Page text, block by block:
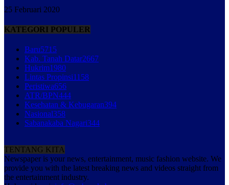
25 Februari 2020
KATEGORI POPULER
Baru5715
Kab. Tanah Datar2667
Hukrim1980
Lintas Propinsi1158
Peristiwa656
ATR/BPN444
Kesehatan & Kebugaran394
Nasional358
Sabanakaba Nagari344
TENTANG KITA
Newspaper is your news, entertainment, music fashion website. We
provide you with the latest breaking news and videos straight from
the entertainment industry.